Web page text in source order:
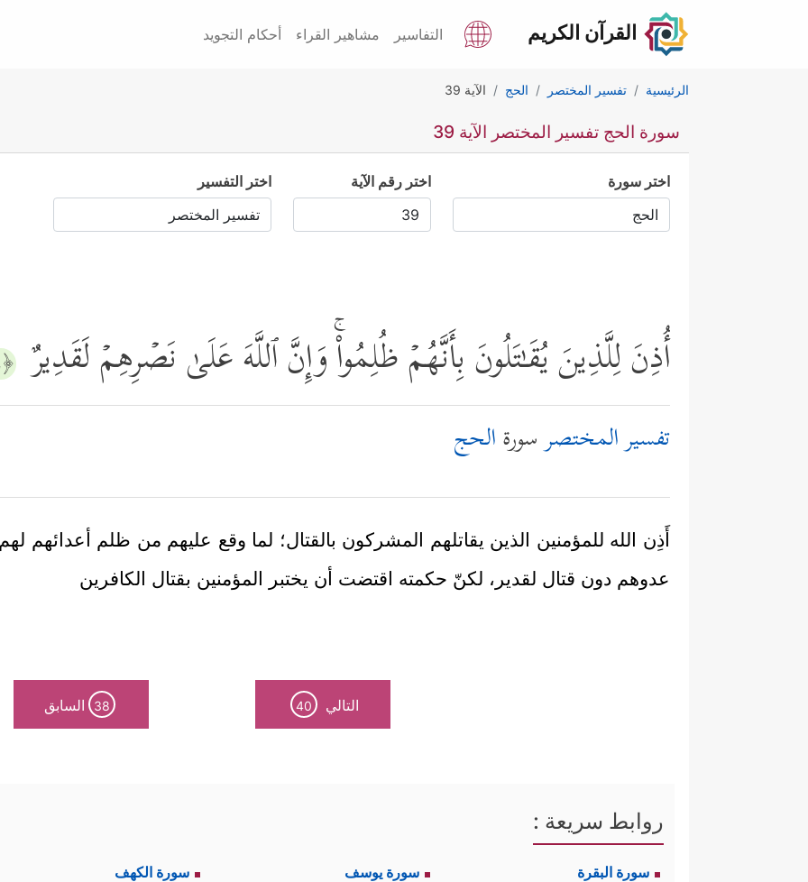
القرآن الكريم التفاسير مشاهير القراء أحكام التجويد
الرئيسية تفسير المختصر الحج الآية 39
سورة الحج تفسير المختصر الآية 39
اختر سورة اختر رقم الآية اختر التفسير
أُذِنَ لِلَّذِینَ یُقَـٰتَلُونَ بِأَنَّهُمۡ ظُلِمُواْۚ وَإِنَّ ٱللَّهَ عَلَىٰ نَصۡرِهِمۡ لَقَدِیرٌ ﴿٣٩﴾
تفسير المختصرسورةالحج
أَذِن الله للمؤمنين الذين يقاتلهم المشركون بالقتال؛ لما وقع عليهم من ظلم أعدائهم
عدوهم دون قتال لقدير، لكنّ حكمته اقتضت أن يختبر المؤمنين بقتال الكافرين
التالي 40
38 السابق
روابط سريعة :
سورة البقرة سورة يوسف سورة الكهف